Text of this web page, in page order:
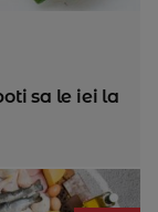
sa le iei la